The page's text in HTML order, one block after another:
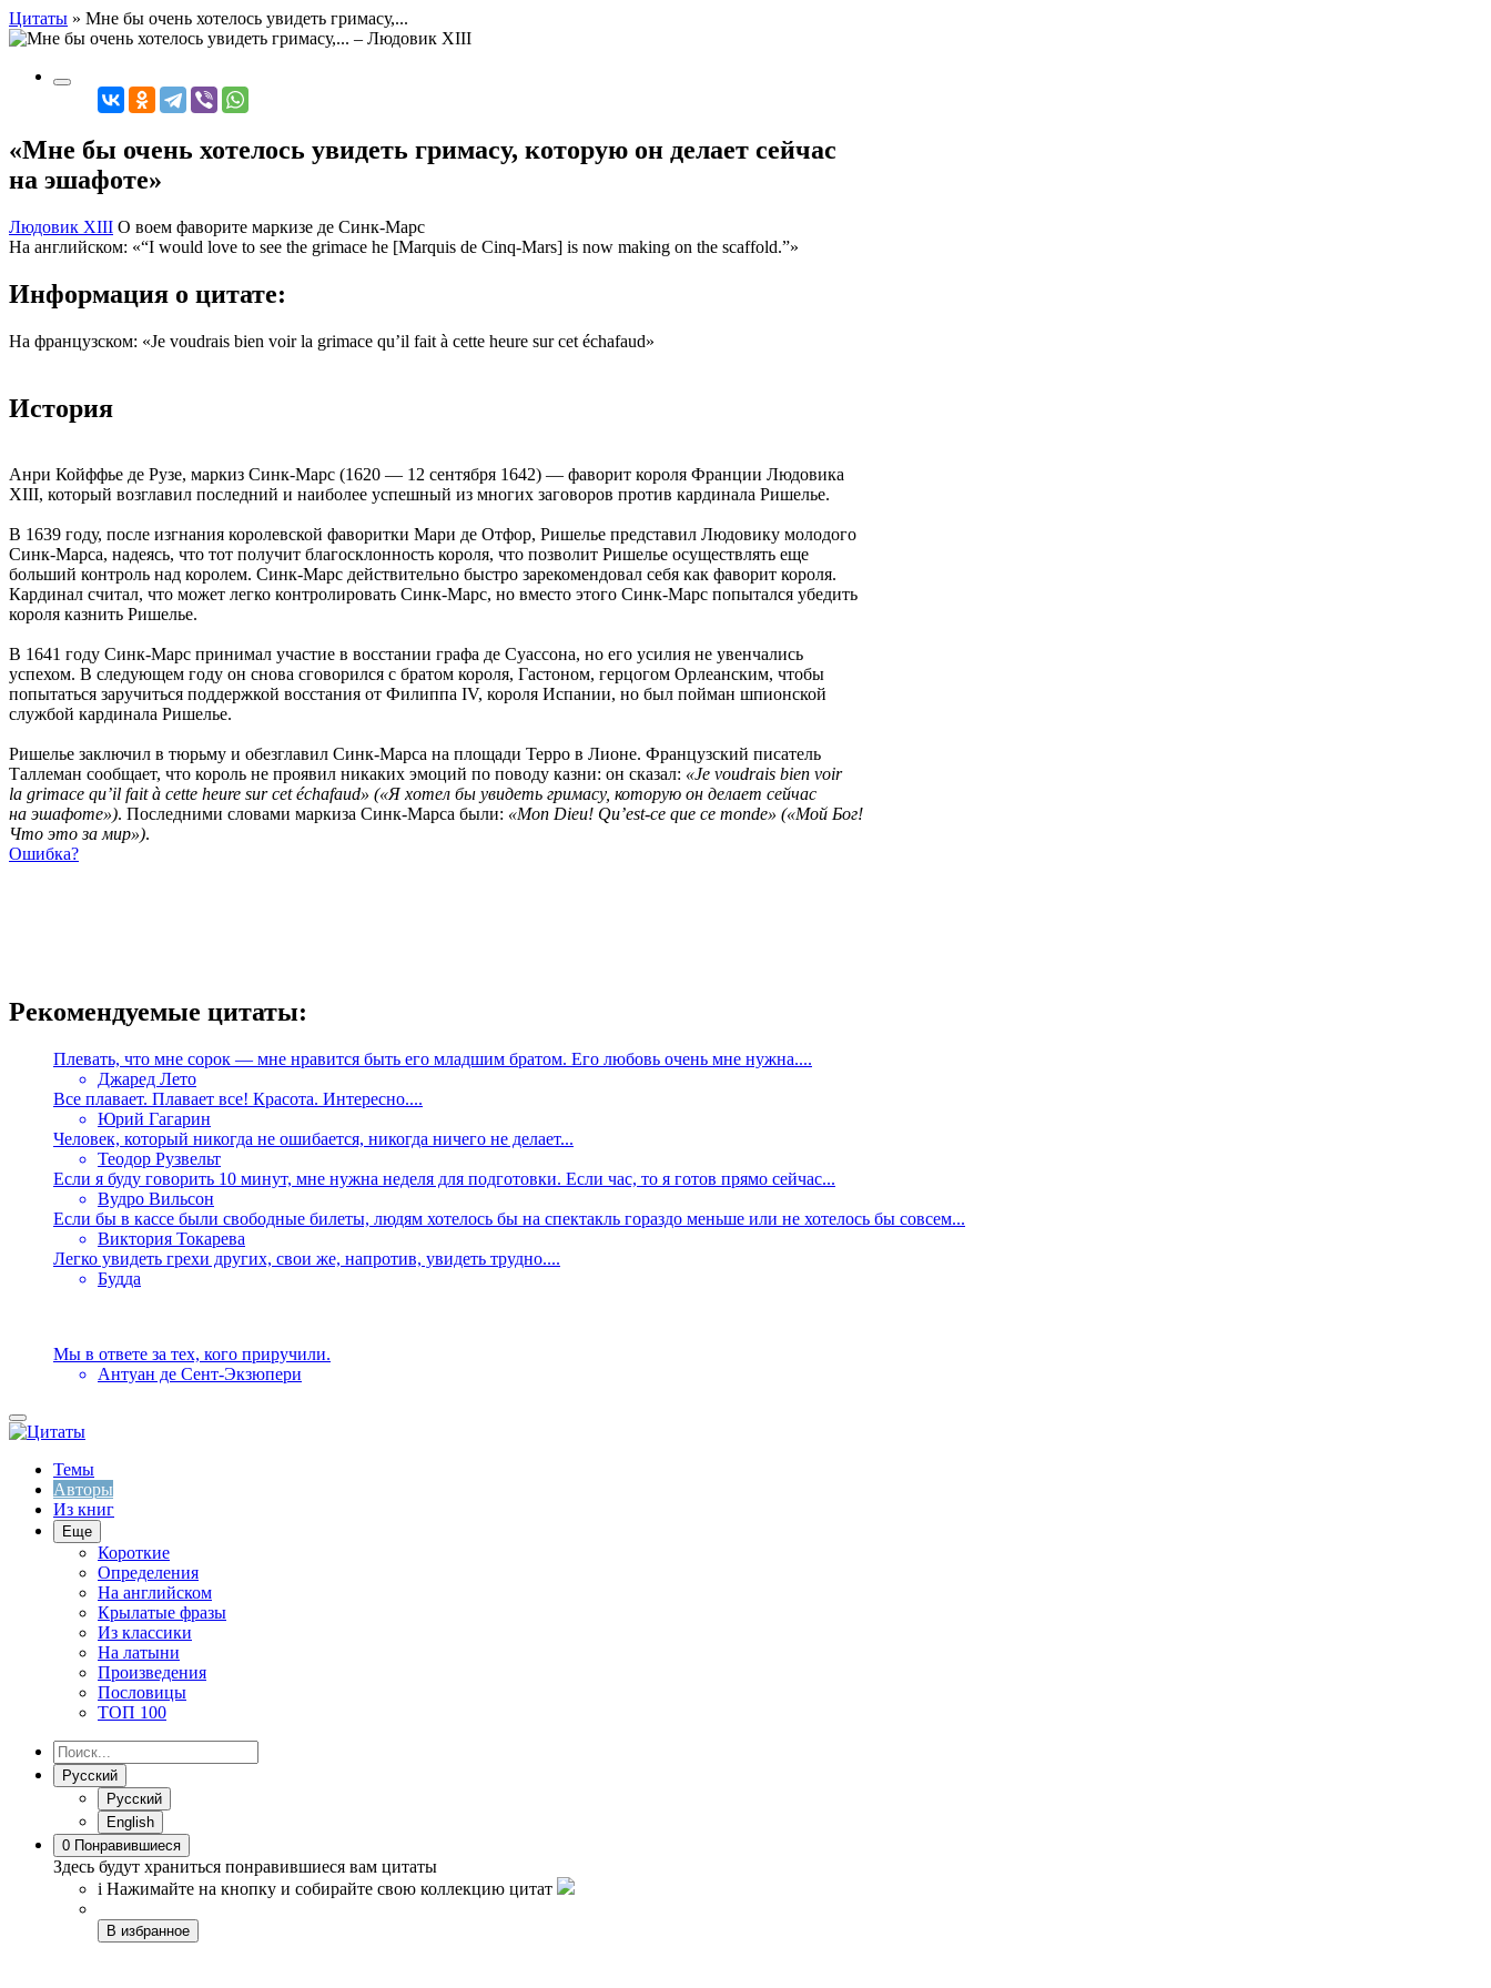
Цитаты » Мне бы очень хотелось увидеть гримасу,...
«Мне бы очень хотелось увидеть гримасу, которую он делает сейчас
на эшафоте»
Людовик XIII О воем фаворите маркизе де Синк-Марс
На английском: «“I would love to see the grimace he [Marquis de Cinq-Mars] is now making on the scaffold.”»
Информация о цитате:
На французском: «Je voudrais bien voir la grimace qu’il fait à cette heure sur cet échafaud»
История
Анри Койффье де Рузе, маркиз Синк-Марс (1620 — 12 сентября 1642) — фаворит короля Франции Людовика
XIII, который возглавил последний и наиболее успешный из многих заговоров против кардинала Ришелье.
В 1639 году, после изгнания королевской фаворитки Мари де Отфор, Ришелье представил Людовику молодого
Синк-Марса, надеясь, что тот получит благосклонность короля, что позволит Ришелье осуществлять еще
больший контроль над королем. Синк-Марс действительно быстро зарекомендовал себя как фаворит короля.
Кардинал считал, что может легко контролировать Синк-Марс, но вместо этого Синк-Марс попытался убедить
короля казнить Ришелье.
В 1641 году Синк-Марс принимал участие в восстании графа де Суассона, но его усилия не увенчались
успехом. В следующем году он снова сговорился с братом короля, Гастоном, герцогом Орлеанским, чтобы
попытаться заручиться поддержкой восстания от Филиппа IV, короля Испании, но был пойман шпионской
службой кардинала Ришелье.
Ришелье заключил в тюрьму и обезглавил Синк-Марса на площади Терро в Лионе. Французский писатель
Таллеман сообщает, что король не проявил никаких эмоций по поводу казни: он сказал: «Je voudrais bien voir
la grimace qu’il fait à cette heure sur cet échafaud» («Я хотел бы увидеть гримасу, которую он делает сейчас
на эшафоте»). Последними словами маркиза Синк-Марса были: «Mon Dieu! Qu’est-ce que ce monde» («Мой Бог!
Что это за мир»).
Ошибка?
Рекомендуемые цитаты:
Плевать, что мне сорок — мне нравится быть его младшим братом. Его любовь очень мне нужна....
Джаред Лето
Все плавает. Плавает все! Красота. Интересно....
Юрий Гагарин
Человек, который никогда не ошибается, никогда ничего не делает...
Теодор Рузвельт
Если я буду говорить 10 минут, мне нужна неделя для подготовки. Если час, то я готов прямо сейчас...
Вудро Вильсон
Если бы в кассе были свободные билеты, людям хотелось бы на спектакль гораздо меньше или не хотелось бы совсем...
Виктория Токарева
Легко увидеть грехи других, свои же, напротив, увидеть трудно....
Будда
Мы в ответе за тех, кого приручили.
Антуан де Сент-Экзюпери
Темы
Авторы
Из книг
Еще
Короткие
Определения
На английском
Крылатые фразы
Из классики
На латыни
Произведения
Пословицы
ТОП 100
Русский
Русский
English
0 Понравившиеся
Здесь будут храниться понравившиеся вам цитаты
i Нажимайте на кнопку и собирайте свою коллекцию цитат
В избранное